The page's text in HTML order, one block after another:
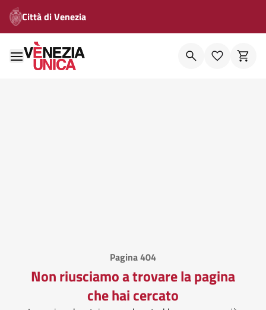
Città di Venezia
Pagina 404
Non riusciamo a trovare la pagina
che hai cercato